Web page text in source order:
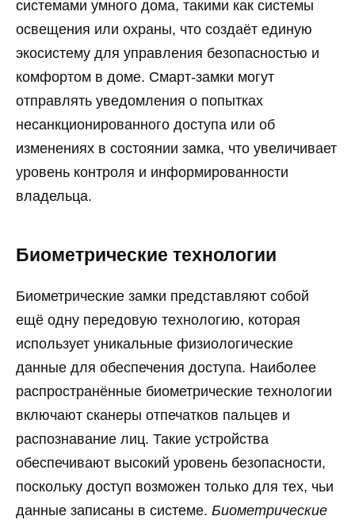
системами умного дома, такими как системы
освещения или охраны, что создаёт единую
экосистему для управления безопасностью и
комфортом в доме. Смарт-замки могут
отправлять уведомления о попытках
несанкционированного доступа или об
изменениях в состоянии замка, что увеличивает
уровень контроля и информированности
владельца.
Биометрические технологии
Биометрические замки представляют собой
ещё одну передовую технологию, которая
использует уникальные физиологические
данные для обеспечения доступа. Наиболее
распространённые биометрические технологии
включают сканеры отпечатков пальцев и
распознавание лиц. Такие устройства
обеспечивают высокий уровень безопасности,
поскольку доступ возможен только для тех, чьи
данные записаны в системе. Биометрические